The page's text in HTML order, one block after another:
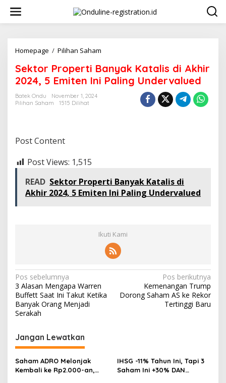
konten
Homepage / Pilihan Saham
Banyak
Katalis
di
Sektor Properti Banyak Katalis di Akhir
2024, 5 Emiten Ini Paling Undervalued
Batek Ondu
November 1, 2024
Pilihan Saham
1515 Dilihat
Post Content
Post Views: 1,515
READ Sektor Properti Banyak Katalis di
Akhir 2024, 5 Emiten Ini Paling Undervalued
Ikuti Kami
Navigasi
pos
Pos sebelumnya
3 Alasan Mengapa Warren
Buffett Saat Ini Takut Ketika
Banyak Orang Menjadi
Serakah
Pos berikutnya
Kemenangan Trump
Dorong Saham AS ke Rekor
Tertinggi Baru
Jangan Lewatkan
Saham ADRO Melonjak
Kembali ke Rp2.000-an,
IHSG -11% Tahun Ini, Tapi 3
Saham Ini +30% DAN